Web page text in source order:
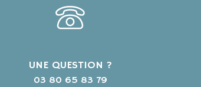
UNE QUESTION ?
03 80 65 83 79